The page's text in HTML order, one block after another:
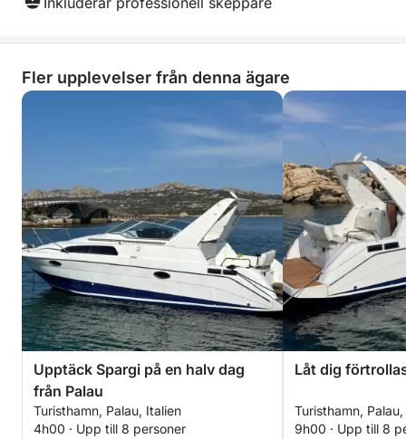
Fler upplevelser från denna ägare
Upptäck Spargi på en halv dag
från Palau
Turisthamn, Palau, Italien
4h00 · Upp till 8 personer
Låt dig
Turisthamn,
9h00 · Upp till 8